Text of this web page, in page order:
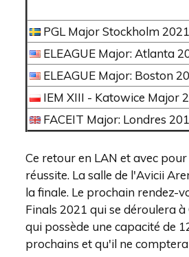
PGL Major Stockholm 2021
ELEAGUE Major: Atlanta
ELEAGUE Major: Boston
IEM XIII - Katowice Major
FACEIT Major: Londres
Ce retour en LAN et avec
réussite. La salle de l'Avicii
la finale. Le prochain rendez-
Finals 2021 qui se déroulera
qui possède une capacité de
prochains et qu'il ne